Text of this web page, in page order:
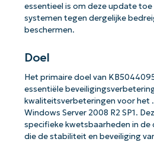
essentieel is om deze update
systemen tegen dergelijke
beschermen.
Doel
Het primaire doel van
essentiële
kwaliteitsverbeteringen voor het
Windows Server 2008 R2 SP1.
specifieke kwetsbaarheden in
die de stabiliteit en beveiliging